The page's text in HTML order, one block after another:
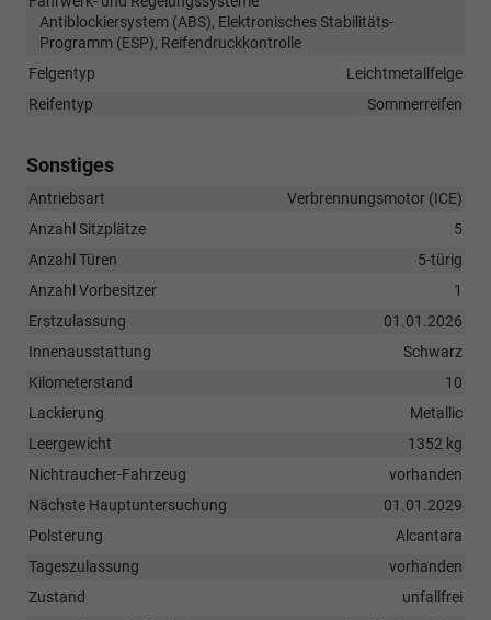
Antiblockiersystem (ABS), Elektronisches Stabilitäts-
Programm (ESP), Reifendruckkontrolle
Felgentyp
Leichtmetallfelge
Reifentyp
Sommerreifen
Sonstiges
Antriebsart
Verbrennungsmotor (ICE)
Anzahl Sitzplätze
5
Anzahl Türen
5-türig
Anzahl Vorbesitzer
1
Erstzulassung
01.01.2026
Innenausstattung
Schwarz
Kilometerstand
10
Lackierung
Metallic
Leergewicht
1352 kg
Nichtraucher-Fahrzeug
vorhanden
Nächste Hauptuntersuchung
01.01.2029
Polsterung
Alcantara
Tageszulassung
vorhanden
Zustand
unfallfrei